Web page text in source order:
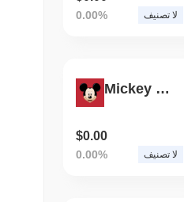
0.00% لا تصنيف
Mickey Mouse
$0.00
0.00% لا تصنيف